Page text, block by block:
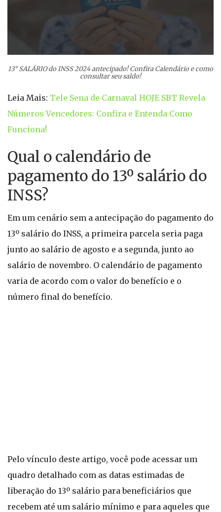
13° SALÁRIO do INSS 2024 antecipado! Confira Calendário e como
consultar seu saldo!
Leia Mais: Tele Sena de Carnaval HOJE SBT Revela
Números Vencedores: Confira e Entenda Como
Funciona!
Qual o calendário de
pagamento do 13º salário do
INSS?
Em um cenário sem a antecipação do pagamento do
13º salário do INSS, a primeira parcela seria paga
junto ao salário de agosto e a segunda, junto ao
salário de novembro. O calendário de pagamento
varia de acordo com o valor do benefício e o
número final do benefício.
Pelo vínculo deste artigo, você pode acessar um
quadro detalhado com as datas estimadas de
liberação do 13º salário para beneficiários que
recebem até um salário mínimo e para aqueles que